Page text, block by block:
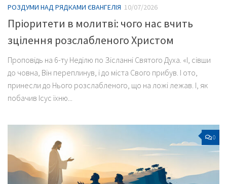
РОЗДУМИ НАД РЯДКАМИ ЄВАНГЕЛІЯ 10/07/2026
Пріоритети в молитві: чого нас вчить
зцілення розслабленого Христом
Проповідь на 6-ту Неділю по Зісланні Святого Духа. «І, сівши
до човна, Він переплинув, і до міста Свого прибув. І ото,
принесли до Нього розслабленого, що на ложі лежав. І, як
побачив Ісус їхню...
0